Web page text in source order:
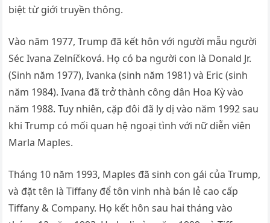
biệt từ giới truyền thông.
Vào năm 1977, Trump đã kết hôn với người mẫu người
Séc Ivana Zelníčková. Họ có ba người con là Donald Jr.
(Sinh năm 1977), Ivanka (sinh năm 1981) và Eric (sinh
năm 1984). Ivana đã trở thành công dân Hoa Kỳ vào
năm 1988. Tuy nhiên, cặp đôi đã ly dị vào năm 1992 sau
khi Trump có mối quan hệ ngoại tình với nữ diễn viên
Marla Maples.
Tháng 10 năm 1993, Maples đã sinh con gái của Trump,
và đặt tên là Tiffany để tôn vinh nhà bán lẻ cao cấp
Tiffany & Company. Họ kết hôn sau hai tháng vào